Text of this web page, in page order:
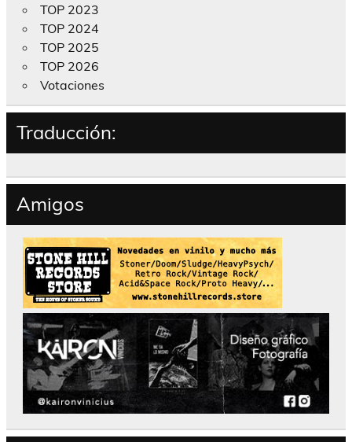
TOP 2023
TOP 2024
TOP 2025
TOP 2026
Votaciones
Traducción:
Amigos